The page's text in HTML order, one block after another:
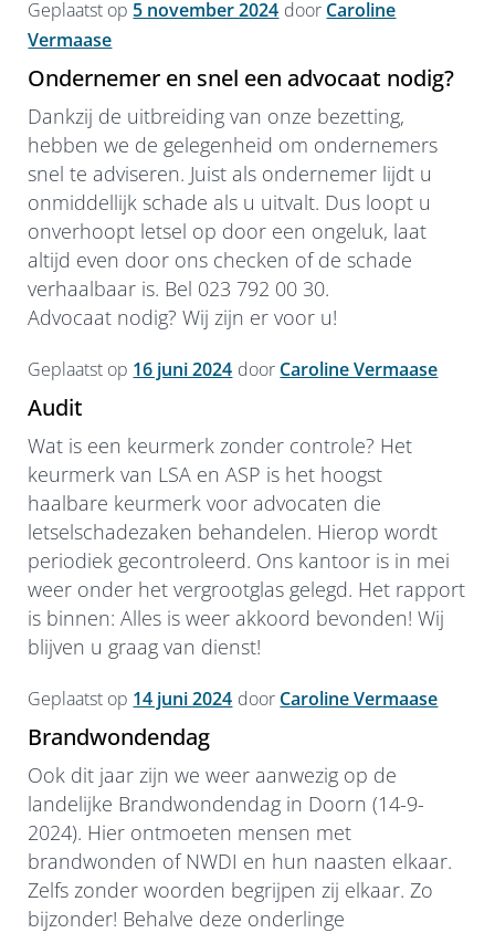
Geplaatst op5 november 2024 door Caroline
Vermaase
Ondernemer en snel een advocaat nodig?
Dankzij de uitbreiding van onze bezetting,
hebben we de gelegenheid om ondernemers
snel te adviseren. Juist als ondernemer lijdt u
onmiddellijk schade als u uitvalt. Dus loopt u
onverhoopt letsel op door een ongeluk, laat
altijd even door ons checken of de schade
verhaalbaar is. Bel 023 792 00 30.
Advocaat nodig? Wij zijn er voor u!
Geplaatst op 16 juni 2024 door Caroline Vermaase
Audit
Wat is een keurmerk zonder controle? Het
keurmerk van LSA en ASP is het hoogst
haalbare keurmerk voor advocaten die
letselschadezaken behandelen. Hierop wordt
periodiek gecontroleerd. Ons kantoor is in mei
weer onder het vergrootglas gelegd. Het rapport
is binnen: Alles is weer akkoord bevonden! Wij
blijven u graag van dienst!
Geplaatst op 14 juni 2024 door Caroline Vermaase
Brandwondendag
Ook dit jaar zijn we weer aanwezig op de
landelijke Brandwondendag in Doorn (14-9-
2024). Hier ontmoeten mensen met
brandwonden of NWDI en hun naasten elkaar.
Zelfs zonder woorden begrijpen zij elkaar. Zo
bijzonder! Behalve deze onderlinge